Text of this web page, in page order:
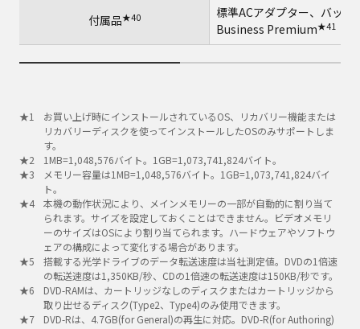
付属品★40
標準ACアダプター、バッ
Business Premium★41
お買い上げ時にインストールされているOS、リカバリー機能または
リカバリーディスクを使ってインストールしたOSのみサポートしま
す。
1MB=1,048,576バイト。1GB=1,073,741,824バイト。
メモリー容量は1MB=1,048,576バイト。1GB=1,073,741,824バイ
ト。
本機の動作状況により、メインメモリーの一部が自動的に割り当て
られます。サイズを設定しておくことはできません。ビデオメモリ
ーのサイズはOSにより割り当てられます。ハードウェアやソフトウ
ェアの構成によって変化する場合があります。
搭載する光学ドライブのデータ転送速度は当社測定値。DVDの1倍速
の転送速度は1,350KB/秒、CDの1倍速の転送速度は150KB/秒です。
DVD-RAMは、カートリッジなしのディスクまたはカートリッジから
取り出せるディスク(Type2、Type4)のみ使用できます。
DVD-Rは、4.7GB(for General)の再生に対応。DVD-R(for Authoring)